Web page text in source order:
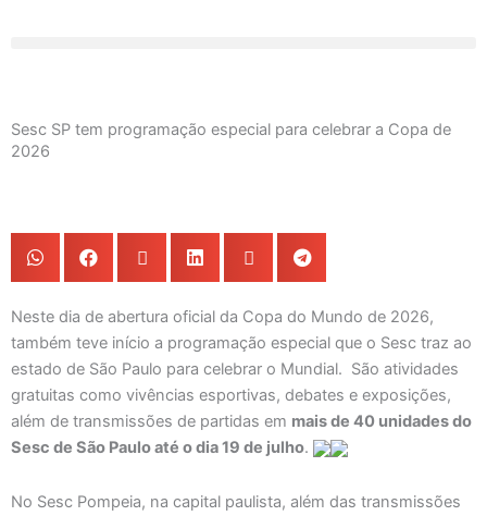
Sesc SP tem programação especial para celebrar a Copa de
2026
Neste dia de abertura oficial da Copa do Mundo de 2026,
também teve início a programação especial que o Sesc traz ao
estado de São Paulo para celebrar o Mundial. São atividades
gratuitas como vivências esportivas, debates e exposições,
além de transmissões de partidas em mais de 40 unidades do
Sesc de São Paulo até o dia 19 de julho.
No Sesc Pompeia, na capital paulista, além das transmissões